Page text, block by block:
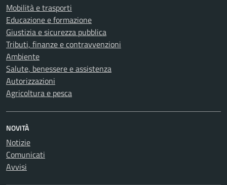
Mobilità e trasporti
Educazione e formazione
Giustizia e sicurezza pubblica
Tributi, finanze e contravvenzioni
Ambiente
Salute, benessere e assistenza
Autorizzazioni
Agricoltura e pesca
NOVITÀ
Notizie
Comunicati
Avvisi